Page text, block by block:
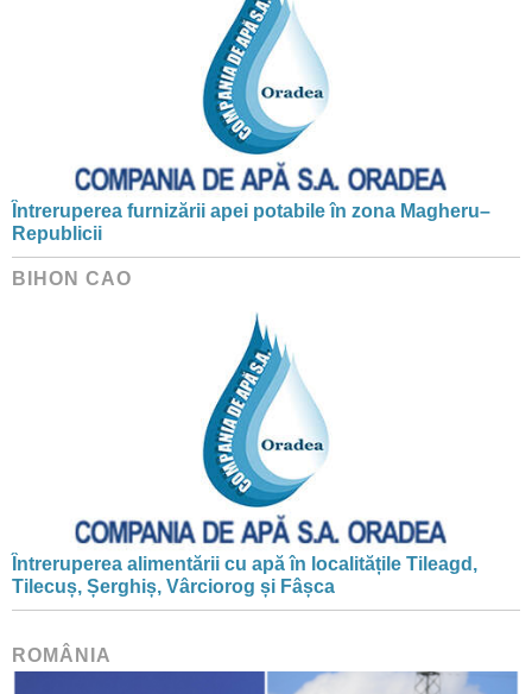
Întreruperea furnizării apei potabile în zona Magheru–
Republicii
BIHON CAO
Întreruperea alimentării cu apă în localitățile Tileagd,
Tilecuș, Șerghiș, Vârciorog și Fâșca
ROMÂNIA